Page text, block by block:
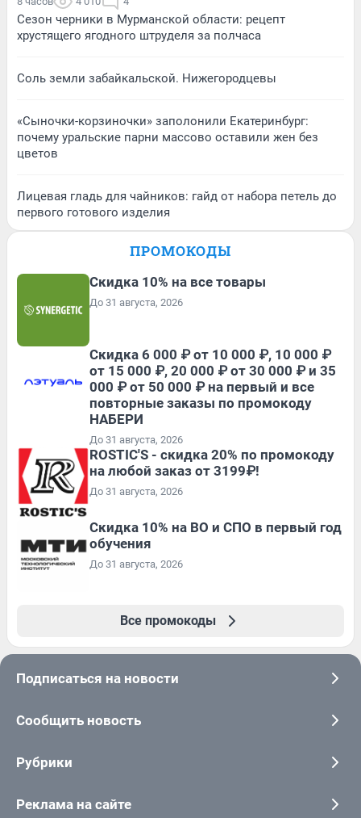
Сезон черники в Мурманской области: рецепт
хрустящего ягодного штруделя за полчаса
Соль земли забайкальской. Нижегородцевы
«Сыночки-корзиночки» заполонили Екатеринбург:
почему уральские парни массово оставили жен без
цветов
Лицевая гладь для чайников: гайд от набора петель до
первого готового изделия
ПРОМОКОДЫ
Скидка 10% на все товары
До 31 августа, 2026
Скидка 6 000 ₽ от 10 000 ₽, 10 000 ₽
от 15 000 ₽, 20 000 ₽ от 30 000 ₽ и 35
000 ₽ от 50 000 ₽ на первый и все
повторные заказы по промокоду
НАБЕРИ
До 31 августа, 2026
ROSTIC'S - скидка 20% по промокоду
на любой заказ от 3199₽!
До 31 августа, 2026
Скидка 10% на ВО и СПО в первый год
обучения
До 31 августа, 2026
Все промокоды
Подписаться на новости
Сообщить новость
Рубрики
Реклама на сайте